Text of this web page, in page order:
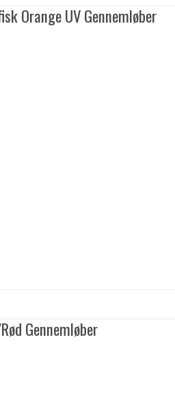
Orange UV Gennemløber
Gennemløber